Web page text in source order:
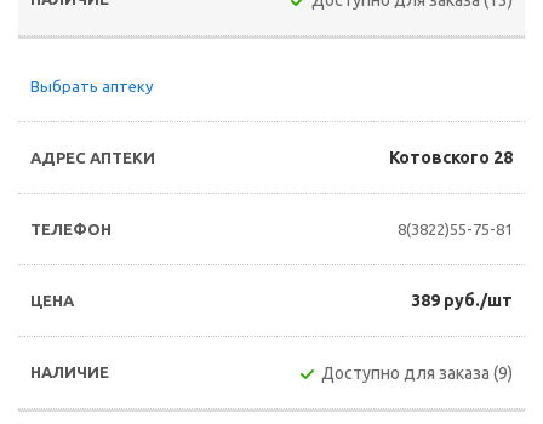
Выбрать аптеку
Котовского 28
8(3822)55-75-81
389 руб./шт
Доступно для заказа (9)